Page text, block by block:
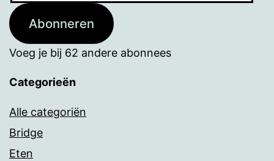
Abonneren
Voeg je bij 62 andere abonnees
Categorieën
Alle categoriën
Bridge
Eten